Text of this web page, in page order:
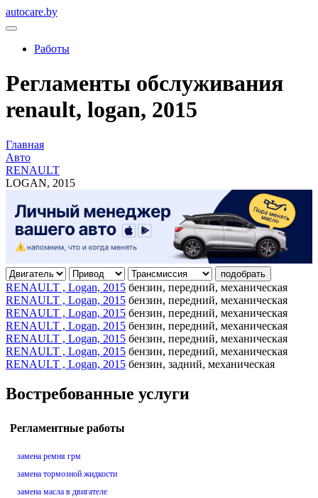
autocare.by
Работы
Регламенты обслуживания
renault, logan, 2015
Главная
Авто
RENAULT
LOGAN, 2015
подобрать
RENAULT , Logan, 2015 бензин, передний, механическая
RENAULT , Logan, 2015 бензин, передний, механическая
RENAULT , Logan, 2015 бензин, передний, механическая
RENAULT , Logan, 2015 бензин, передний, механическая
RENAULT , Logan, 2015 бензин, передний, механическая
RENAULT , Logan, 2015 бензин, передний, механическая
RENAULT , Logan, 2015 бензин, задний, механическая
Востребованные услуги
Регламентные работы
замена ремня грм
замена тормозной жидкости
замена масла в двигателе